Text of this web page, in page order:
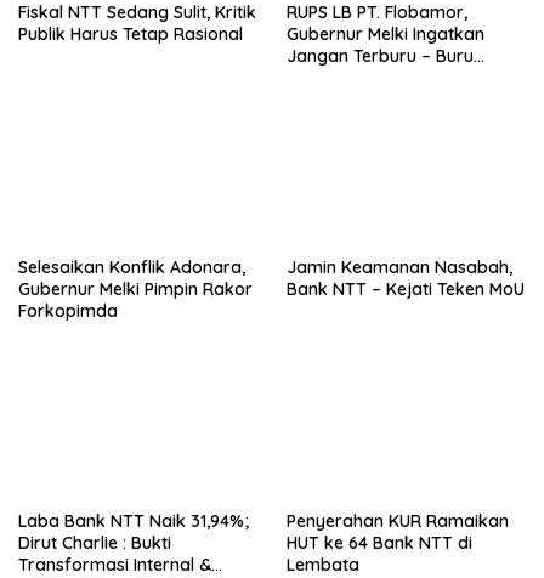
Fiskal NTT Sedang Sulit, Kritik
Publik Harus Tetap Rasional
RUPS LB PT. Flobamor,
Gubernur Melki Ingatkan
Jangan Terburu – Buru
Selesaikan Konflik Adonara,
Gubernur Melki Pimpin Rakor
Forkopimda
Jamin Keamanan Nasabah,
Bank NTT – Kejati Teken MoU
Laba Bank NTT Naik 31,94%;
Dirut Charlie : Bukti
Transformasi Internal &
Penyerahan KUR Ramaikan
HUT ke 64 Bank NTT di
Lembata